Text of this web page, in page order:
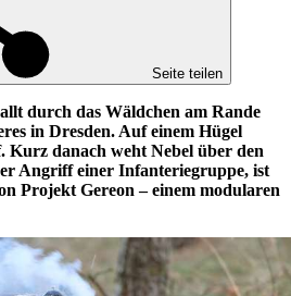
Seite teilen
durch das Wäldchen am Rande
in Dresden. Auf einem Hügel
Kurz danach weht Nebel über den
Angriff einer Infanteriegruppe, ist
Projekt Gereon – einem modularen